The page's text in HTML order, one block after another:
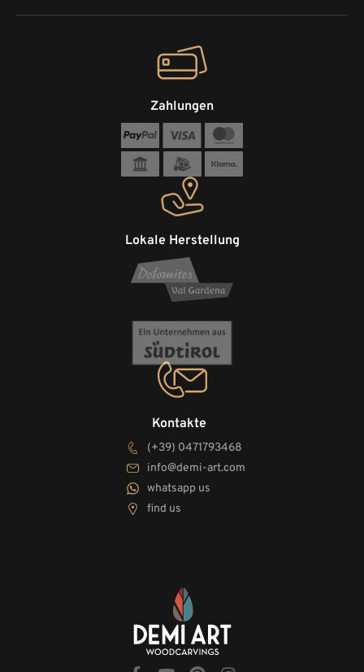
Kontakte
(+39) 0471793468
info@demi-art.com
whatsapp us
find us
Lokale Herstellung
Zahlungen